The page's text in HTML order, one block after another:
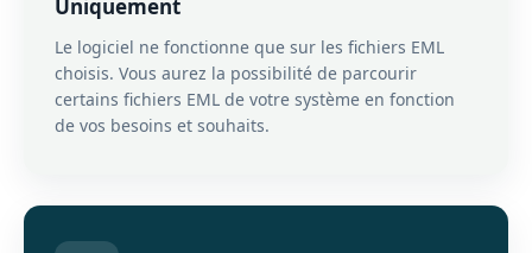
Uniquement
Le logiciel ne fonctionne que sur les fichiers EML
choisis. Vous aurez la possibilité de parcourir
certains fichiers EML de votre système en fonction
de vos besoins et souhaits.